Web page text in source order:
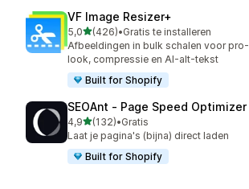
VF Image Resizer+
5,0van 5 sterren
(426)
426 recensies in totaal
•Gratis te installeren
Afbeeldingen in bulk schalen voor pro-
look, compressie en AI-alt-tekst
Built for Shopify
SEOAnt ‑ Page Speed Optimizer
4,9van 5 sterren
(132)
132 recensies in totaal
•Gratis
Laat je pagina's (bijna) direct laden
Built for Shopify